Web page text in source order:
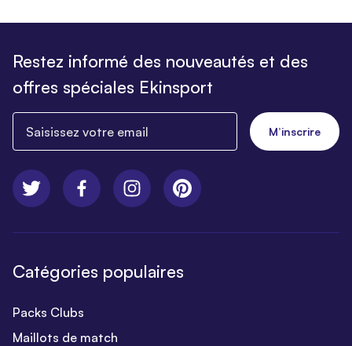
Restez informé des nouveautés et des
offres spéciales Ekinsport
M’inscrire
Catégories populaires
Packs Clubs
Maillots de match